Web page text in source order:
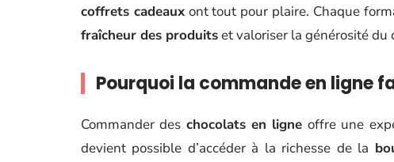
coffrets cadeauxont tout pour plaire. Chaque
fraîcheur des produitset valoriser la générosité du
Pourquoi la commande en ligne
Commander des chocolats en ligne offre une
devient possible d’accéder à la richesse de la